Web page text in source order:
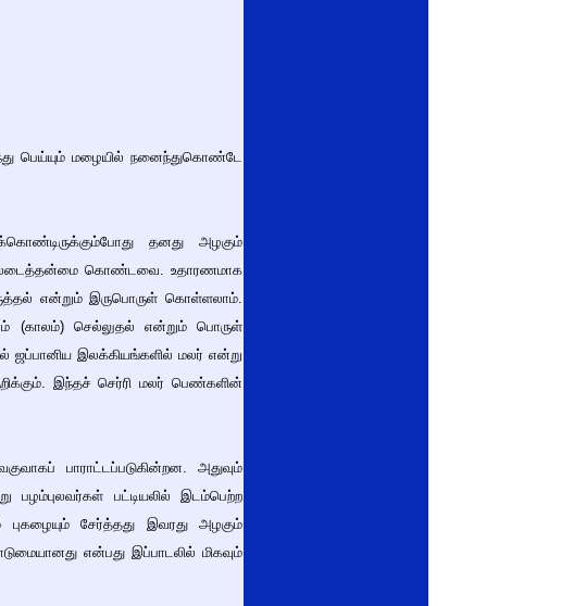
பெய்யும் மழையில் நனைந்துகொண்டே
தனது அழகும்
கொண்டவை. உதாரணமாக
என்றும் இருபொருள் கொள்ளலாம்.
(காலம்) செல்லுதல் என்றும் பொருள்
ஜப்பானிய இலக்கியங்களில் மலர் என்று
இந்தச் செர்ரி மலர் பெண்களின்
பாராட்டப்படுகின்றன. அதுவும்
பட்டியலில் இடம்பெற்ற
சேர்த்தது இவரது அழகும்
என்பது இப்பாடலில் மிகவும்